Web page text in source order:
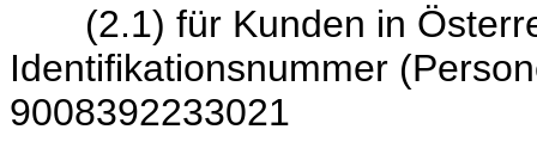
(2.1) für Kunden in
9008392233021